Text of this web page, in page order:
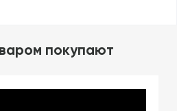
покупают